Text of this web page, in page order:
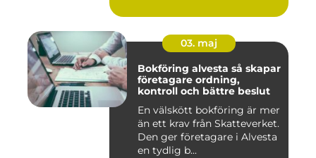
03. maj
Bokföring alvesta så skapar
företagare ordning,
kontroll och bättre beslut
En välskött bokföring är mer
än ett krav från Skatteverket.
Den ger företagare i Alvesta
en tydlig b...